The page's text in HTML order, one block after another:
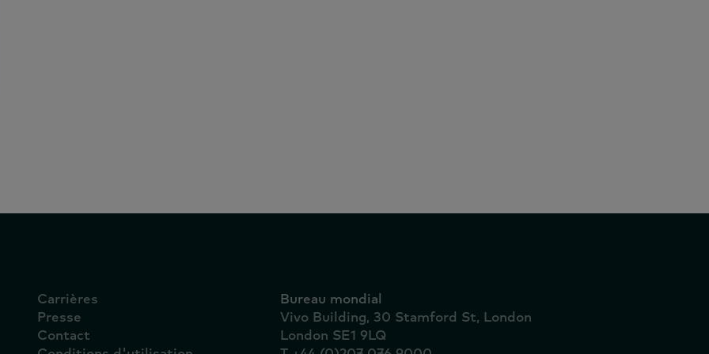
Carrières
Presse
Contact
Bureau mondial
Vivo Building, 30 Stamford St, London
London SE1 9LQ